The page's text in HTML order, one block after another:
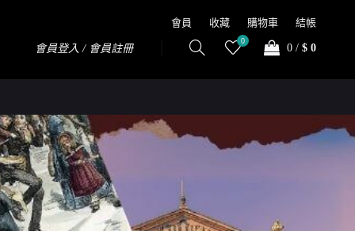
會員 收藏 購物車 結帳
會員登入 / 會員註冊
0
0 / $ 0